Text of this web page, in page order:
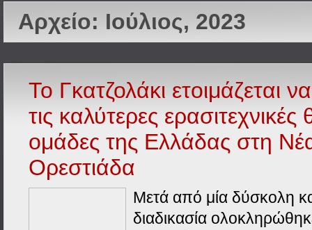
Αρχείο: Ιούλιος, 2023
Το Γκατζολάκι ετοιμάζεται
τις καλύτερες ερασιτεχνικές
ομάδες της Ελλάδας στη
Ορεστιάδα
Μετά από μία δύσκολη
διαδικασία